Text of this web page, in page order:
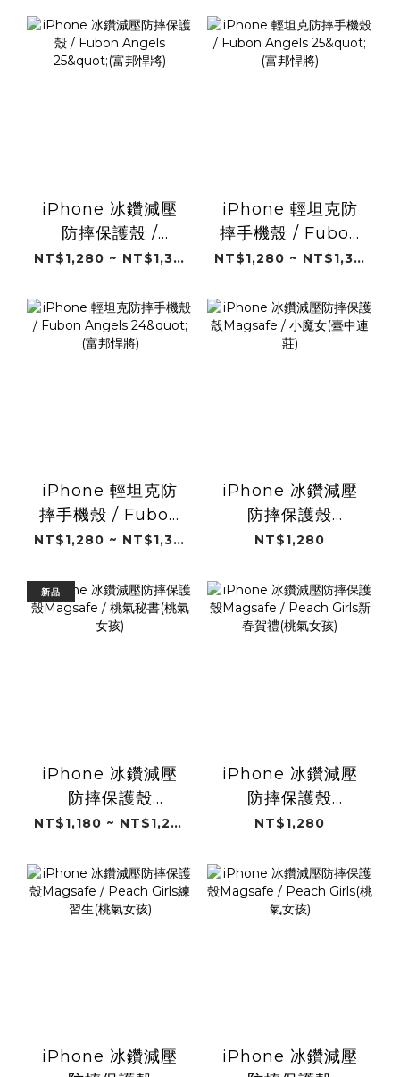
將)
將)
iPhone 冰鑽減壓
防摔保護殼 /
Fubon AngelsNT$1,280 ~ NT$1,380
iPhone 輕坦克防
摔手機殼 / Fubon
Angels 25"(富邦悍
NT$1,280 ~ NT$1,380
iPhone 輕坦克防
摔手機殼 / Fubon
Angels 24"(富邦悍
NT$1,280 ~ NT$1,380
iPhone 冰鑽減壓
防摔保護殼
Magsafe / 小魔女
NT$1,280
新品
iPhone 冰鑽減壓
防摔保護殼
Magsafe / 桃氣秘
NT$1,180 ~ NT$1,280
iPhone 冰鑽減壓
防摔保護殼
Magsafe / Peach
女孩)
NT$1,280
iPhone 冰鑽減壓
iPhone 冰鑽減壓